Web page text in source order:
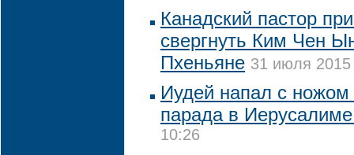
Канадский пастор
свергнуть Ким Чен
Пхеньяне 31 июля 2015
Иудей напал с ножом
парада в
10:26